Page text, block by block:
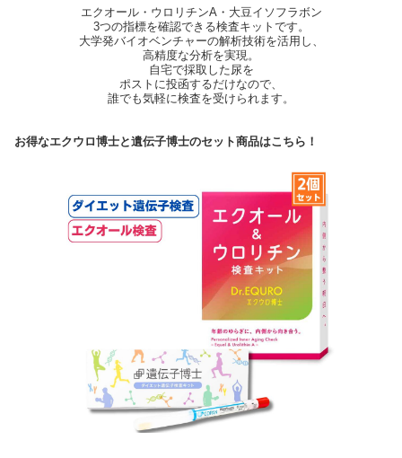
エクオール・ウロリチンA・大豆イソフラボン
3つの指標を確認できる検査キットです。
大学発バイオベンチャーの解析技術を活用し、
高精度な分析を実現。
自宅で採取した尿を
ポストに投函するだけなので、
誰でも気軽に検査を受けられます。
お得なエクウロ博士と遺伝子博士のセット商品はこちら！